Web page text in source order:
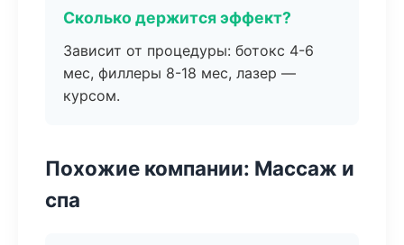
Сколько держится эффект?
Зависит от процедуры: ботокс 4-6
мес, филлеры 8-18 мес, лазер —
курсом.
Похожие компании: Массаж и
спа